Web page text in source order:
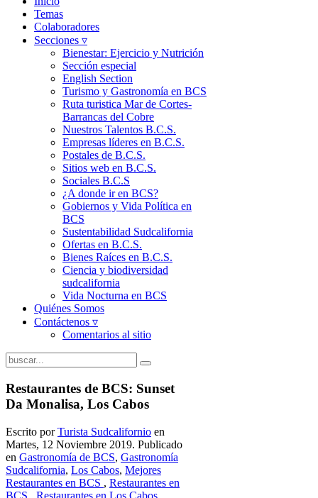
Temas
Colaboradores
Secciones ▿
Bienestar: Ejercicio y Nutrición
Sección especial
English Section
Turismo y Gastronomía en BCS
Ruta turistica Mar de Cortes-
Barrancas del Cobre
Nuestros Talentos B.C.S.
Empresas líderes en B.C.S.
Postales de B.C.S.
Sitios web en B.C.S.
Sociales B.C.S
¿A donde ir en BCS?
Gobiernos y Vida Política en
BCS
Sustentabilidad Sudcalifornia
Ofertas en B.C.S.
Bienes Raíces en B.C.S.
Ciencia y biodiversidad
sudcalifornia
Vida Nocturna en BCS
Quiénes Somos
Contáctenos ▿
Comentarios al sitio
Restaurantes de BCS: Sunset
Da Monalisa, Los Cabos
Escrito porTurista Sudcalifornio en
Martes, 12 Noviembre 2019. Publicado
en Gastronomía de BCS, Gastronomía
Sudcalifornia, Los Cabos, Mejores
Restaurantes en BCS , Restaurantes en
BCS , Restaurantes en Los Cabos